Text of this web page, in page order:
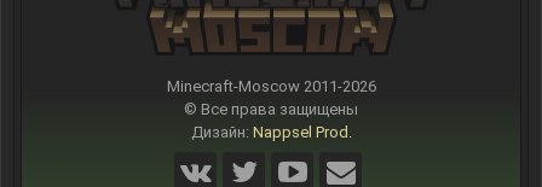
Minecraft-Moscow 2011-2026
© Все права защищены
Дизайн: Nappsel Prod.